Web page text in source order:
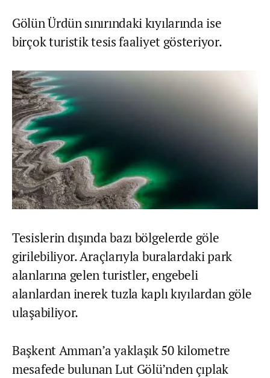
Gölün Ürdün sınırındaki kıyılarında ise
birçok turistik tesis faaliyet gösteriyor.
Tesislerin dışında bazı bölgelerde göle
girilebiliyor. Araçlarıyla buralardaki park
alanlarına gelen turistler, engebeli
alanlardan inerek tuzla kaplı kıyılardan göle
ulaşabiliyor.
Başkent Amman’a yaklaşık 50 kilometre
mesafede bulunan Lut Gölü’nden çıplak